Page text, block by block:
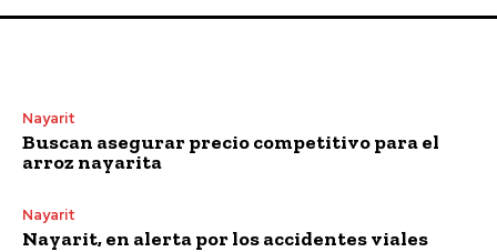
Nayarit
Buscan asegurar precio competitivo para el
arroz nayarita
Nayarit
Nayarit, en alerta por los accidentes viales